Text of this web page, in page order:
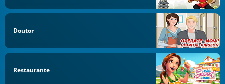
Doutor
Restaurante